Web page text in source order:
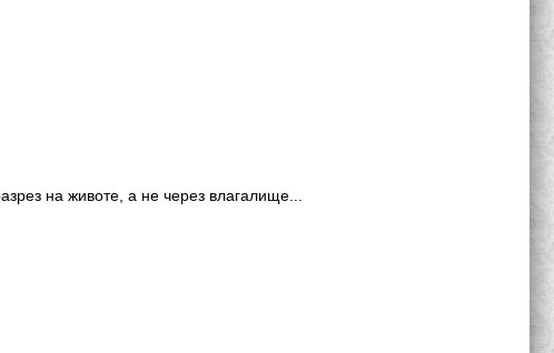
на животе, а не через влагалище...